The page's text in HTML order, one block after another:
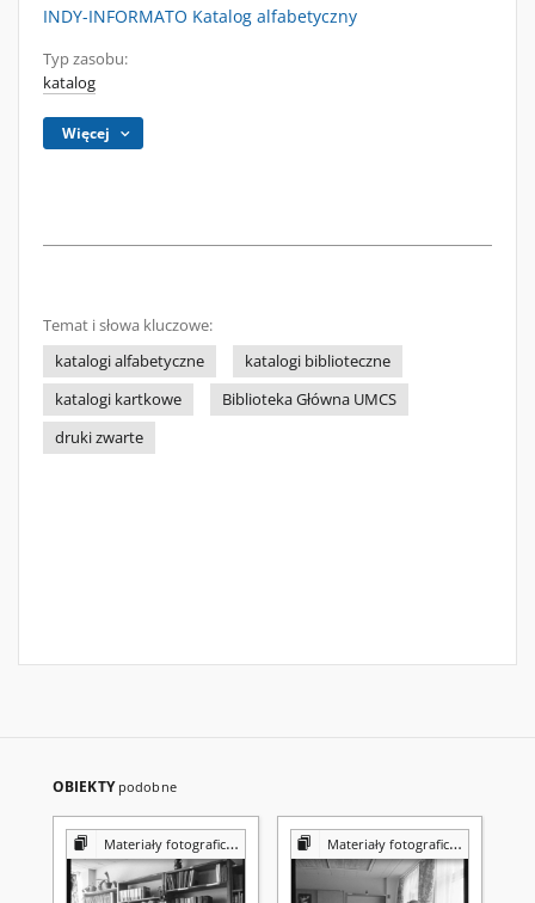
INDY-INFORMATO Katalog alfabetyczny
Typ zasobu:
katalog
Więcej
Temat i słowa kluczowe:
katalogi alfabetyczne
katalogi biblioteczne
katalogi kartkowe
Biblioteka Główna UMCS
druki zwarte
OBIEKTY podobne
Materiały fotograficzne z Pracowni Reprografii Biblioteki UMCS Materiały fotograficzne z Pracowni Reprografii Biblioteki UMCS